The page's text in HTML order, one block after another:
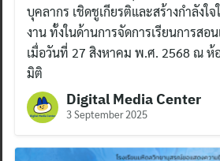
บุคลากร เชิดชูเกียรติและสร้างกำลังใ
งาน ทั้งในด้านการจัดการเรียนการสอ
เมื่อวันที่ 27 สิงหาคม พ.ศ. 2568 ณ ห้
มิติ
Digital Media Center
3 September 2025